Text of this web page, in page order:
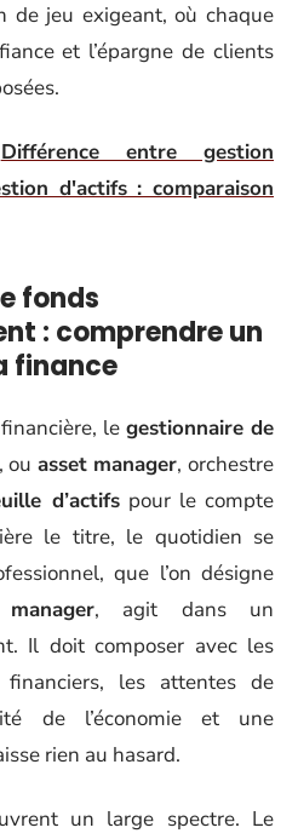
de jeu exigeant, où chaque
et l’épargne de clients
Différence entre gestion
d'actifs : comparaison
fonds
: comprendre un
finance
legestionnaire de
ou asset manager, orchestre
d’actifspour le compte
le titre, le quotidien se
que l’on désigne
, agit dans un
Il doit composer avec les
financiers, les attentes de
de l’économie et une
rien au hasard.
un large spectre. Le